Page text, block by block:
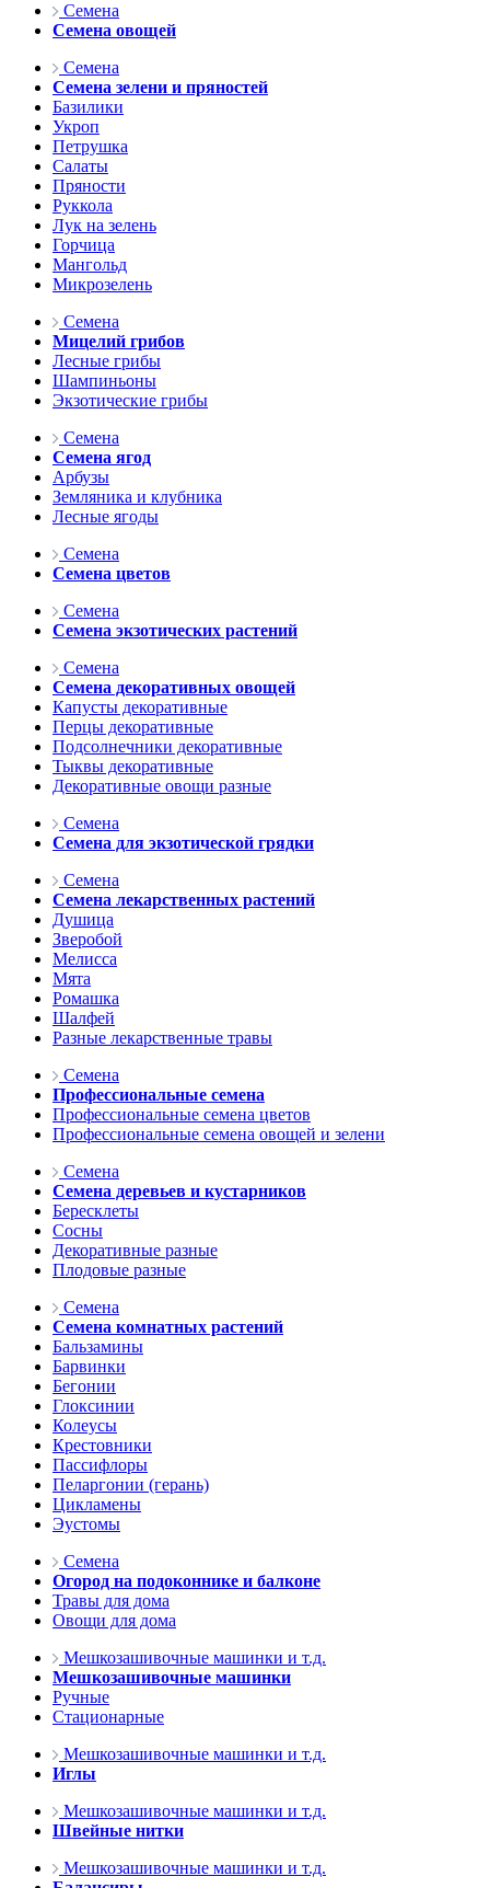
Семена
Семена овощей
Семена
Семена зелени и пряностей
Базилики
Укроп
Петрушка
Салаты
Пряности
Руккола
Лук на зелень
Горчица
Мангольд
Микрозелень
Семена
Мицелий грибов
Лесные грибы
Шампиньоны
Экзотические грибы
Семена
Семена ягод
Арбузы
Земляника и клубника
Лесные ягоды
Семена
Семена цветов
Семена
Семена экзотических растений
Семена
Семена декоративных овощей
Капусты декоративные
Перцы декоративные
Подсолнечники декоративные
Тыквы декоративные
Декоративные овощи разные
Семена
Семена для экзотической грядки
Семена
Семена лекарственных растений
Душица
Зверобой
Мелисса
Мята
Ромашка
Шалфей
Разные лекарственные травы
Семена
Профессиональные семена
Профессиональные семена цветов
Профессиональные семена овощей и зелени
Семена
Семена деревьев и кустарников
Бересклеты
Сосны
Декоративные разные
Плодовые разные
Семена
Семена комнатных растений
Бальзамины
Барвинки
Бегонии
Глоксинии
Колеусы
Крестовники
Пассифлоры
Пеларгонии (герань)
Цикламены
Эустомы
Семена
Огород на подоконнике и балконе
Травы для дома
Овощи для дома
Мешкозашивочные машинки и т.д.
Мешкозашивочные машинки
Ручные
Стационарные
Мешкозашивочные машинки и т.д.
Иглы
Мешкозашивочные машинки и т.д.
Швейные нитки
Мешкозашивочные машинки и т.д.